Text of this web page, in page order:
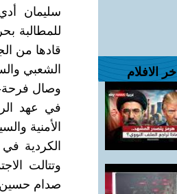
اخر الافلام
سليمان
للمطالبة
قادها من
الشعبي
وصال
في عهد
الكردية
وتتالت
صدام